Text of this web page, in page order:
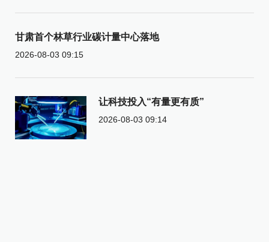
甘肃首个林草行业碳计量中心落地
2026-08-03 09:15
让科技投入“有量更有质”
2026-08-03 09:14